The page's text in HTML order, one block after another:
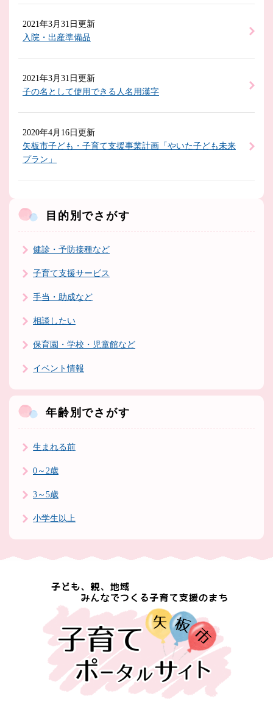
2021年3月31日更新
入院・出産準備品
2021年3月31日更新
子の名として使用できる人名用漢字
2020年4月16日更新
矢板市子ども・子育て支援事業計画「やいた子ども未来
プラン」
目的別でさがす
健診・予防接種など
子育て支援サービス
手当・助成など
相談したい
保育園・学校・児童館など
イベント情報
年齢別でさがす
生まれる前
0～2歳
3～5歳
小学生以上